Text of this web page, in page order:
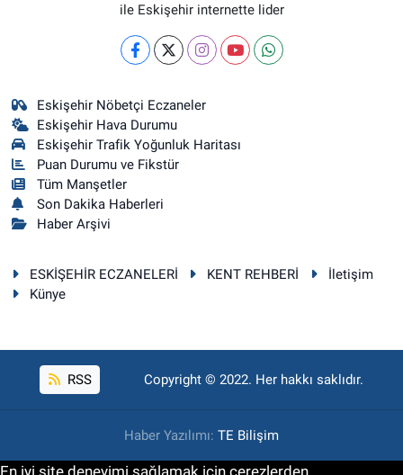
ile Eskişehir internette lider
Eskişehir Nöbetçi Eczaneler
Eskişehir Hava Durumu
Eskişehir Trafik Yoğunluk Haritası
Puan Durumu ve Fikstür
Tüm Manşetler
Son Dakika Haberleri
Haber Arşivi
ESKİŞEHİR ECZANELERİ KENT REHBERİ
İletişim
Künye
RSS Copyright © 2022. Her hakkı saklıdır.
Haber Yazılımı: TE Bilişim